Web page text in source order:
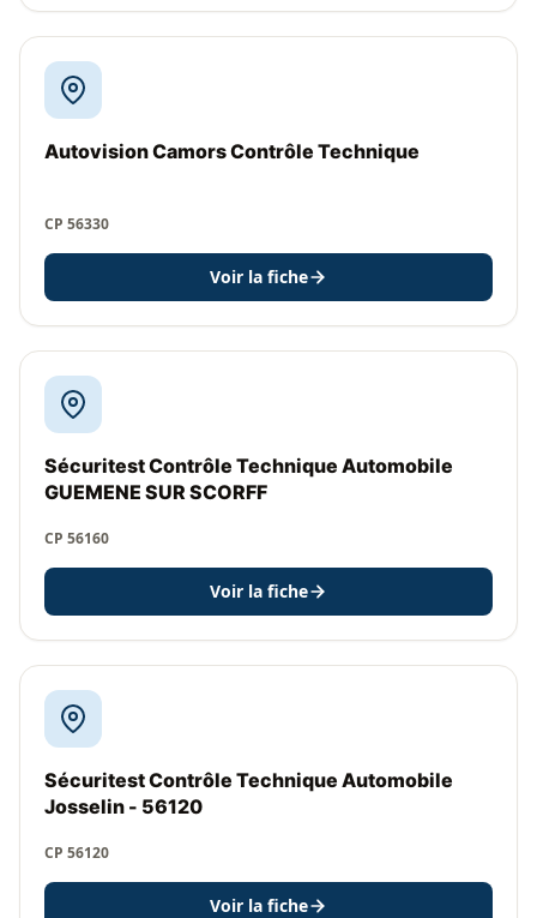
Autovision Camors Contrôle Technique
CP 56330
Voir la fiche
Sécuritest Contrôle Technique Automobile
GUEMENE SUR SCORFF
CP 56160
Voir la fiche
Sécuritest Contrôle Technique Automobile
Josselin - 56120
CP 56120
Voir la fiche